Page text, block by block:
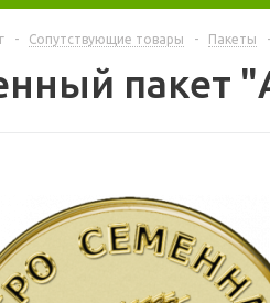
- Сопутствующие товары - Пакеты -
пакет